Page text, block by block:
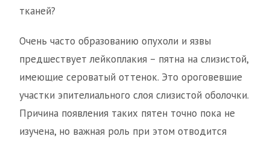
тканей?
Очень часто образованию опухоли и язвы
предшествует лейкоплакия – пятна на слизистой,
имеющие сероватый оттенок. Это ороговевшие
участки эпителиального слоя слизистой оболочки.
Причина появления таких пятен точно пока не
изучена, но важная роль при этом отводится